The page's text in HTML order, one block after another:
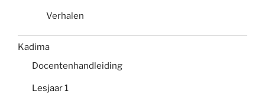
Verhalen
Kadima
Docentenhandleiding
Lesjaar 1